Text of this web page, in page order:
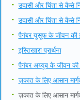
उदासी और चिंता से कैसे
उदासी और चिंता से कैसे
पैगंबर युसूफ के जीवन की
इस्तिखारा प्रार्थना
पैगंबर अय्यूब के जीवन
ज़कात के लिए आसान
ज़कात के लिए आसान